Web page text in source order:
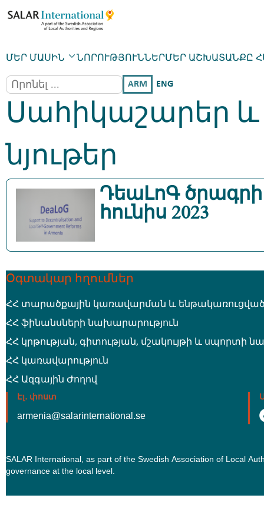
ՄԵՐ ՄԱՍԻՆ ՆՈՐՈՒԹՅՈՒՆՆԵՐՄԵՐ ԱՇԽԱՏԱՆՔԸ
ARM ENG
Սահիկաշարեր և
նյութեր
ԴեաԼոԳ
հունիս 2023
Էլ․ փոստ
armenia@salarinternational.se
SALAR International, as part of the Swedish Association of Local
governance at the local level.
Օգտակար հղումներ
ՀՀ տարածքային կառավարման և
ՀՀ ֆինանսների նախարարություն
ՀՀ կրթության, գիտության, մշակույթի և սպորտի
ՀՀ կառավարություն
ՀՀ Ազգային Ժողով